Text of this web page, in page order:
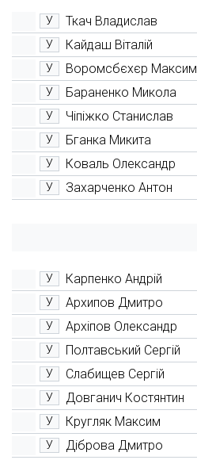
У Ткач Владислав
У Кайдаш Віталій
У Воромсбєхєр Максим
У Бараненко Микола
У Чіпіжко Станислав
У Бганка Микита
У Коваль Олександр
У Захарченко Антон
У Карпенко Андрій
У Архипов Дмитро
У Архіпов Олександр
У Полтавський Сергій
У Слабищев Сергій
У Довганич Костянтин
У Кругляк Максим
У Діброва Дмитро